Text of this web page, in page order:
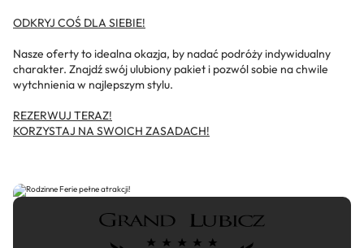
ODKRYJ COŚ DLA SIEBIE!
Nasze oferty to idealna okazja, by nadać podróży indywidualny
charakter. Znajdź swój ulubiony pakiet i pozwól sobie na chwile
wytchnienia w najlepszym stylu.
REZERWUJ TERAZ!
KORZYSTAJ NA SWOICH ZASADACH!